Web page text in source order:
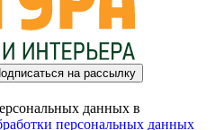
на рассылку
данных в
персональных данных